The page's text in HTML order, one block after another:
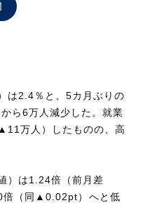
は2.4％と、5カ月ぶりの
ら6万人減少した。就業
万人）したものの、高
）は1.24倍（前月差
倍（同▲0.02pt）へと低